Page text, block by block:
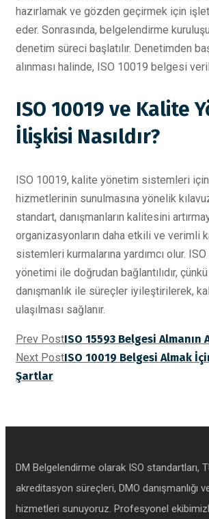
hazırlamak ve gözden geçirmek için
eder. Sonrasında, belgelendirme
denetim süreci başlatılır. Denetimden
alınması halinde, ISO 10019 belgesi
ISO 10019 ve Kalite
İlişkisi Nasıldır?
ISO 10019, kalite yönetim sistemleri için
hizmetlerinin sunulmasına yönelik
standart, danışmanların kalitesini
organizasyonların daha etkili ve verimli
sistemleri kurmalarına yardımcı olur.
yönetimi ile doğrudan bağlantılıdır,
danışmanlık ile süreçler iyileştirilerek,
ulaşılması sağlanır.
Prev PostISO 15593 Belgesi Almanın
Next PostISO 10019 Belgesi Almak
Şartlar
DM Belgelendirme olarak ISO standartları,
akreditasyon süreçleri, DMO danışmanlığı
hizmetleri sunuyoruz. Profesyonel